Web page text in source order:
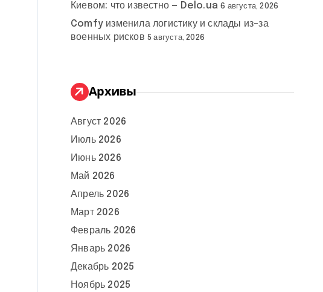
Киевом: что известно — Delo.ua 6 августа, 2026
Comfy изменила логистику и склады из-за
военных рисков 5 августа, 2026
Архивы
Август 2026
Июль 2026
Июнь 2026
Май 2026
Апрель 2026
Март 2026
Февраль 2026
Январь 2026
Декабрь 2025
Ноябрь 2025